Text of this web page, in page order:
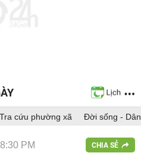
Tra cứu phường xã Đời sống -
PM CHIA SẺ